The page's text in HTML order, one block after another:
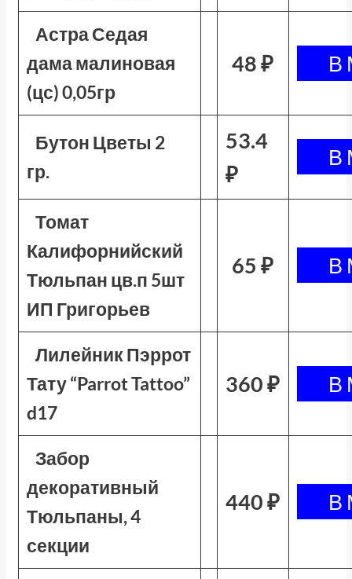
Астра Седая
дама малиновая
(цс) 0,05гр
48 ₽
Бутон Цветы 2
гр.
53.4
₽
Томат
Калифорнийский
Тюльпан цв.п 5шт
ИП Григорьев
65 ₽
Лилейник Пэррот
Тату “Parrot Tattoo”
d17
360 ₽
Забор
декоративный
Тюльпаны, 4
секции
440 ₽